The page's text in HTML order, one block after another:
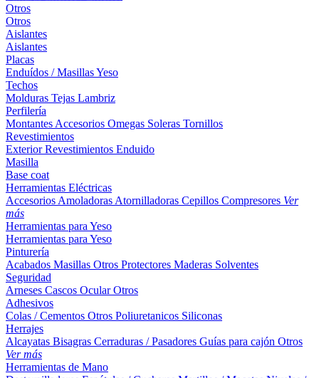
Otros
Otros
Aislantes
Aislantes
Placas
Enduídos / MasillasYeso
Techos
Molduras Tejas Lambriz
Perfilería
Montantes Accesorios Omegas Soleras Tornillos
Revestimientos
ExteriorRevestimientos Enduido
Masilla
Base coat
Herramientas Eléctricas
Accesorios Amoladoras Atornilladoras Cepillos Compresores Ver
más
Herramientas para Yeso
Herramientas para Yeso
Pinturería
Acabados Masillas Otros Protectores Maderas Solventes
Seguridad
Arneses Cascos OcularOtros
Adhesivos
Colas / Cementos Otros Poliuretanicos Siliconas
Herrajes
Alcayatas Bisagras Cerraduras / Pasadores Guías para cajón Otros
Ver más
Herramientas de Mano